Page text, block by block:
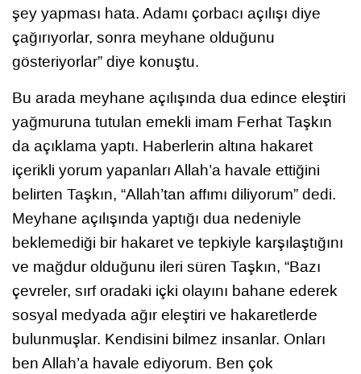
şey yapması hata. Adamı çorbacı açılışı diye
çağırıyorlar, sonra meyhane olduğunu
gösteriyorlar” diye konuştu.
Bu arada meyhane açılışında dua edince eleştiri
yağmuruna tutulan emekli imam Ferhat Taşkın
da açıklama yaptı. Haberlerin altına hakaret
içerikli yorum yapanları Allah’a havale ettiğini
belirten Taşkın, “Allah’tan affımı diliyorum” dedi.
Meyhane açılışında yaptığı dua nedeniyle
beklemediği bir hakaret ve tepkiyle karşılaştığını
ve mağdur olduğunu ileri süren Taşkın, “Bazı
çevreler, sırf oradaki içki olayını bahane ederek
sosyal medyada ağır eleştiri ve hakaretlerde
bulunmuşlar. Kendisini bilmez insanlar. Onları
ben Allah’a havale ediyorum. Ben çok